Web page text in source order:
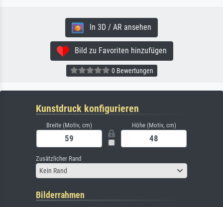
In 3D / AR ansehen
Bild zu Favoriten hinzufügen
0 Bewertungen
Kunstdruck konfigurieren
Breite (Motiv, cm) Höhe (Motiv, cm)
Zusätzlicher Rand
Kein Rand
Bilderrahmen